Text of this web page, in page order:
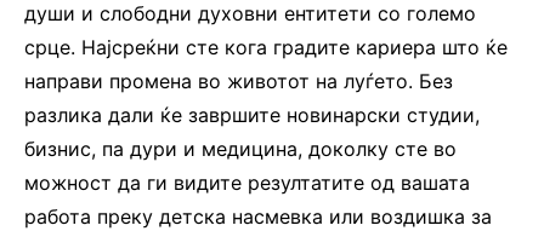
души и слободни духовни ентитети со големо
срце. Најсреќни сте кога градите кариера што ќе
направи промена во животот на луѓето. Без
разлика дали ќе завршите новинарски студии,
бизнис, па дури и медицина, доколку сте во
можност да ги видите резултатите од вашата
работа преку детска насмевка или воздишка за